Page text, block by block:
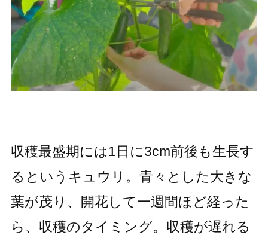
収穫最盛期には1日に3cm前後も生長す
るというキュウリ。青々とした大きな
葉が茂り、開花して一週間ほど経った
ら、収穫のタイミング。収穫が遅れる